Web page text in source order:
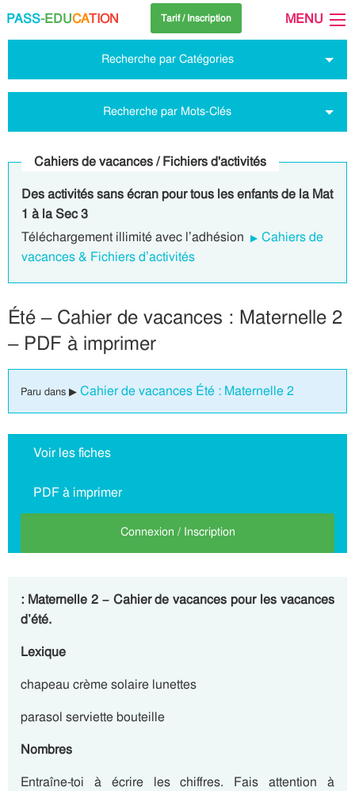
PASS-EDUCATION Tarif / Inscription MENU
Recherche par Catégories
Recherche par Mots-Clés
Cahiers de vacances / Fichiers d'activités
Des activités sans écran pour tous les enfants de la Mat
1 à la Sec 3
Téléchargement illimité avec l’adhésion
Cahiers de
vacances & Fichiers d’activités
Été – Cahier de vacances : Maternelle 2
– PDF à imprimer
Paru dans ▶ Cahier de vacances Été : Maternelle 2
Voir les fiches
PDF à imprimer
Connexion / Inscription
: Maternelle 2 – Cahier de vacances pour les vacances
d’été.
Lexique
chapeau crème solaire lunettes
parasol serviette bouteille
Nombres
Entraîne-toi à écrire les chiffres. Fais attention à